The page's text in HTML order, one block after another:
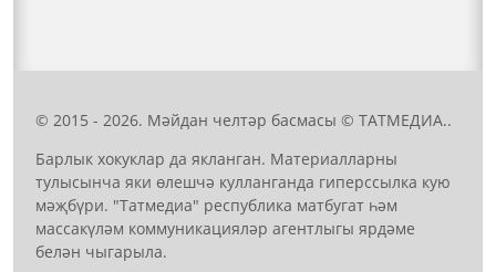
© 2015 - 2026. Мәйдан челтәр басмасы © ТАТМЕДИА..
Барлык хокуклар да якланган. Материалларны
тулысынча яки өлешчә кулланганда гиперссылка кую
мәҗбүри. "Татмедиа" республика матбугат һәм
массакүләм коммуникацияләр агентлыгы ярдәме
белән чыгарыла.